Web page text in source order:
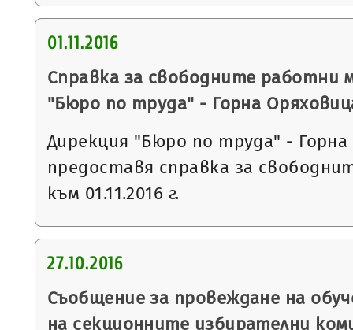
01.11.2016
Справка за свободните работни
"Бюро по труда" - Горна
Дирекция "Бюро по труда" -
предоставя справка за
към 01.11.2016 г.
27.10.2016
Съобщение за провеждане на
на секционните избирателни